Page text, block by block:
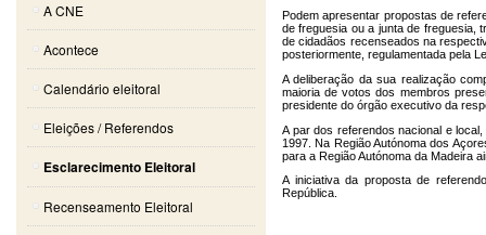
Podem apresentar propostas de
de freguesia ou a junta de freguesia,
de cidadãos recenseados na
posteriormente, regulamentada pela
A deliberação da sua realização
maioria de votos dos membros
presidente do órgão executivo da
A par dos referendos nacional e
1997. Na Região Autónoma dos
para a Região Autónoma da Madeira
A iniciativa da proposta de
República.
A CNE
Acontece
Calendário eleitoral
Eleições / Referendos
Esclarecimento Eleitoral
Recenseamento Eleitoral